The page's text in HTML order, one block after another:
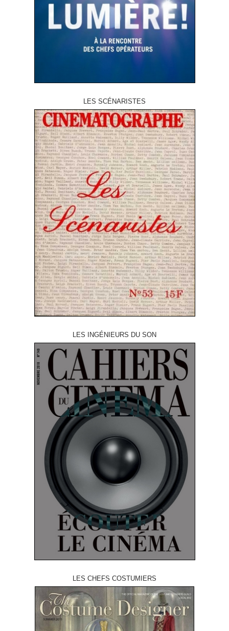
LES SCÉNARISTES
LES INGÉNIEURS DU SON
LES CHEFS COSTUMIERS